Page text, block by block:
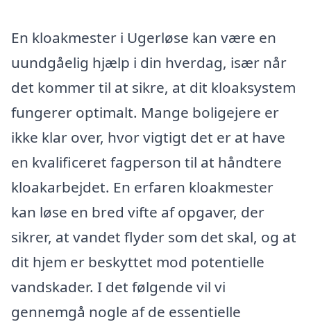
En kloakmester i Ugerløse kan være en
uundgåelig hjælp i din hverdag, især når
det kommer til at sikre, at dit kloaksystem
fungerer optimalt. Mange boligejere er
ikke klar over, hvor vigtigt det er at have
en kvalificeret fagperson til at håndtere
kloakarbejdet. En erfaren kloakmester
kan løse en bred vifte af opgaver, der
sikrer, at vandet flyder som det skal, og at
dit hjem er beskyttet mod potentielle
vandskader. I det følgende vil vi
gennemgå nogle af de essentielle